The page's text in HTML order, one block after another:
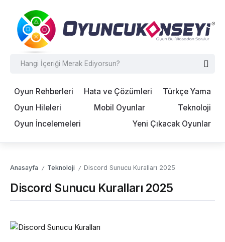
Oyun Rehberleri Hata ve Çözümleri
Türkçe Yama
Oyun Hileleri
Mobil Oyunlar
Teknoloji
Oyun İncelemeleri
Yeni Çıkacak Oyunlar
Anasayfa / Teknoloji / Discord Sunucu Kuralları 2025
Discord Sunucu Kuralları 2025